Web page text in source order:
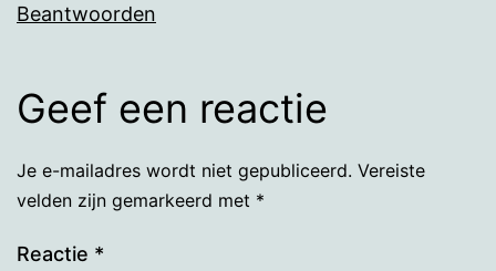
Beantwoorden
Geef een reactie
Je e-mailadres wordt niet gepubliceerd. Vereiste
velden zijn gemarkeerd met *
Reactie *